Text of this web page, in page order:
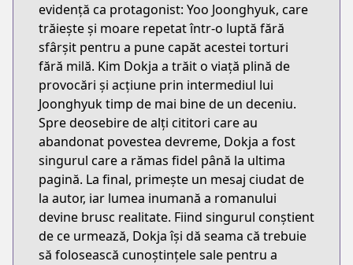
evidență ca protagonist: Yoo Joonghyuk, care
trăiește și moare repetat într-o luptă fără
sfârșit pentru a pune capăt acestei torturi
fără milă. Kim Dokja a trăit o viață plină de
provocări și acțiune prin intermediul lui
Joonghyuk timp de mai bine de un deceniu.
Spre deosebire de alți cititori care au
abandonat povestea devreme, Dokja a fost
singurul care a rămas fidel până la ultima
pagină. La final, primește un mesaj ciudat de
la autor, iar lumea inumană a romanului
devine brusc realitate. Fiind singurul conștient
de ce urmează, Dokja își dă seama că trebuie
să folosească cunoștințele sale pentru a